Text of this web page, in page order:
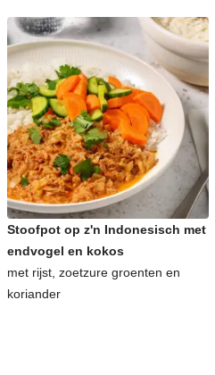
Stoofpot op z'n Indonesisch met
endvogel en kokos
met rijst, zoetzure groenten en
koriander